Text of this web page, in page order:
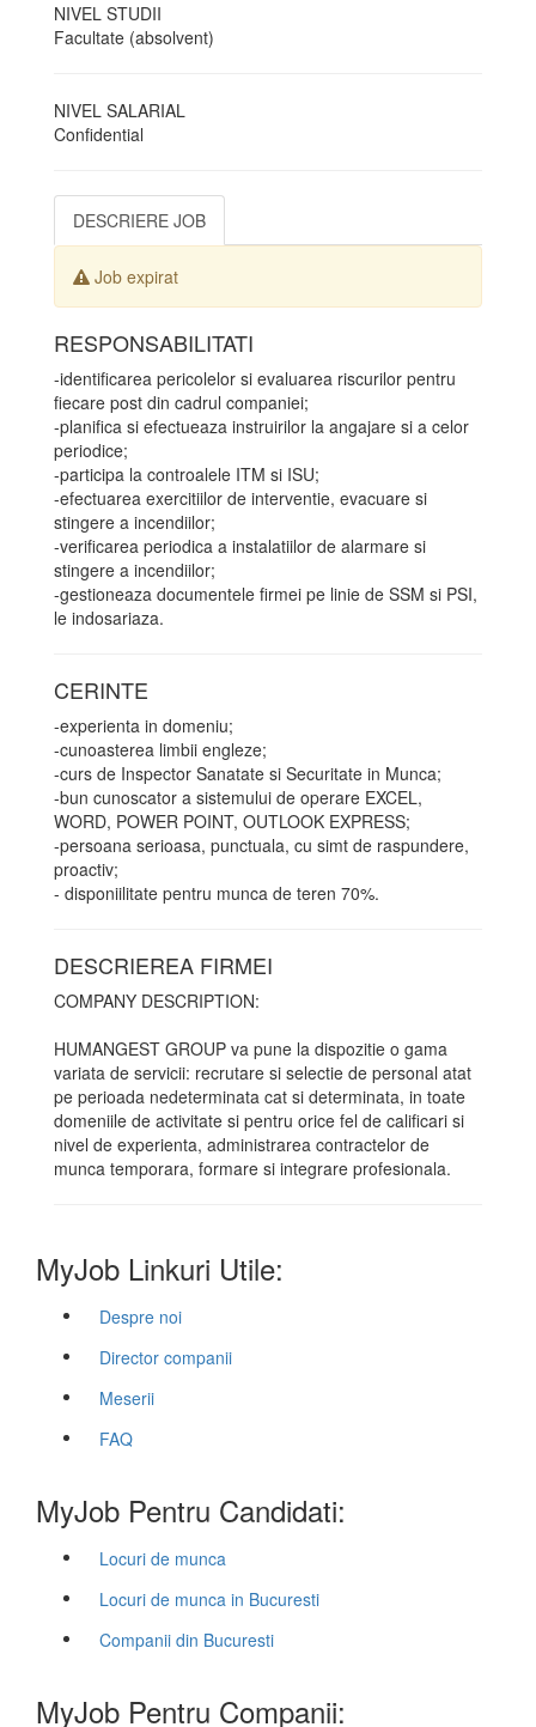
NIVEL STUDII
Facultate (absolvent)
NIVEL SALARIAL
Confidential
DESCRIERE JOB
Job expirat
RESPONSABILITATI
-identificarea pericolelor si evaluarea riscurilor pentru
fiecare post din cadrul companiei;
-planifica si efectueaza instruirilor la angajare si a celor
periodice;
-participa la controalele ITM si ISU;
-efectuarea exercitiilor de interventie, evacuare si
stingere a incendiilor;
-verificarea periodica a instalatiilor de alarmare si
stingere a incendiilor;
-gestioneaza documentele firmei pe linie de SSM si PSI,
le indosariaza.
CERINTE
-experienta in domeniu;
-cunoasterea limbii engleze;
-curs de Inspector Sanatate si Securitate in Munca;
-bun cunoscator a sistemului de operare EXCEL,
WORD, POWER POINT, OUTLOOK EXPRESS;
-persoana serioasa, punctuala, cu simt de raspundere,
proactiv;
- disponiilitate pentru munca de teren 70%.
DESCRIEREA FIRMEI
COMPANY DESCRIPTION:
HUMANGEST GROUP va pune la dispozitie o gama
variata de servicii: recrutare si selectie de personal atat
pe perioada nedeterminata cat si determinata, in toate
domeniile de activitate si pentru orice fel de calificari si
nivel de experienta, administrarea contractelor de
munca temporara, formare si integrare profesionala.
MyJob Linkuri Utile:
Despre noi
Director companii
Meserii
FAQ
MyJob Pentru Candidati:
Locuri de munca
Locuri de munca in Bucuresti
Companii din Bucuresti
MyJob Pentru Companii: